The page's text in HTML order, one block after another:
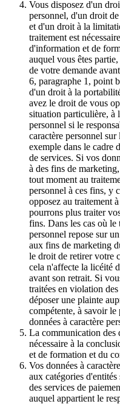
Vous disposez d'un
personnel, d'un droit
et d'un droit à la
traitement est
d'information et de
auquel vous êtes
de votre demande
6, paragraphe 1, point
d'un droit à la
avez le droit de vous
situation particulière, à
personnel si le
caractère personnel
exemple dans le cadre
de services. Si vos
à des fins de
tout moment au
personnel à ces fins, y
opposez au traitement
pourrons plus traiter
fins. Dans les cas où le
personnel repose sur
aux fins de marketing
le droit de retirer votre
cela n'affecte la licéité
avant son retrait. Si
traitées en violation
déposer une plainte
compétente, à savoir
données à caractère
La communication des
nécessaire à la
et de formation et du
Vos données à
aux catégories
des services de
auquel appartient le